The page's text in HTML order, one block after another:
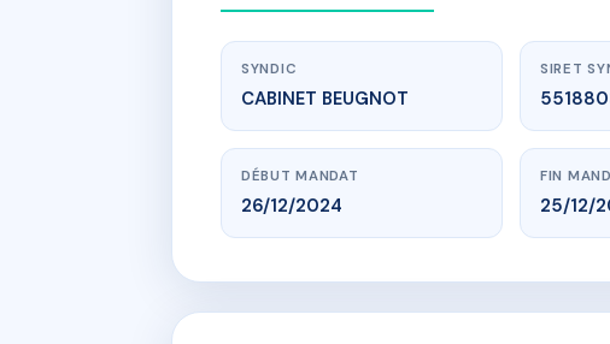
SYNDIC
CABINET BEUGNOT
SIRET
DÉBUT MANDAT
26/12/2024
FIN
25/12/